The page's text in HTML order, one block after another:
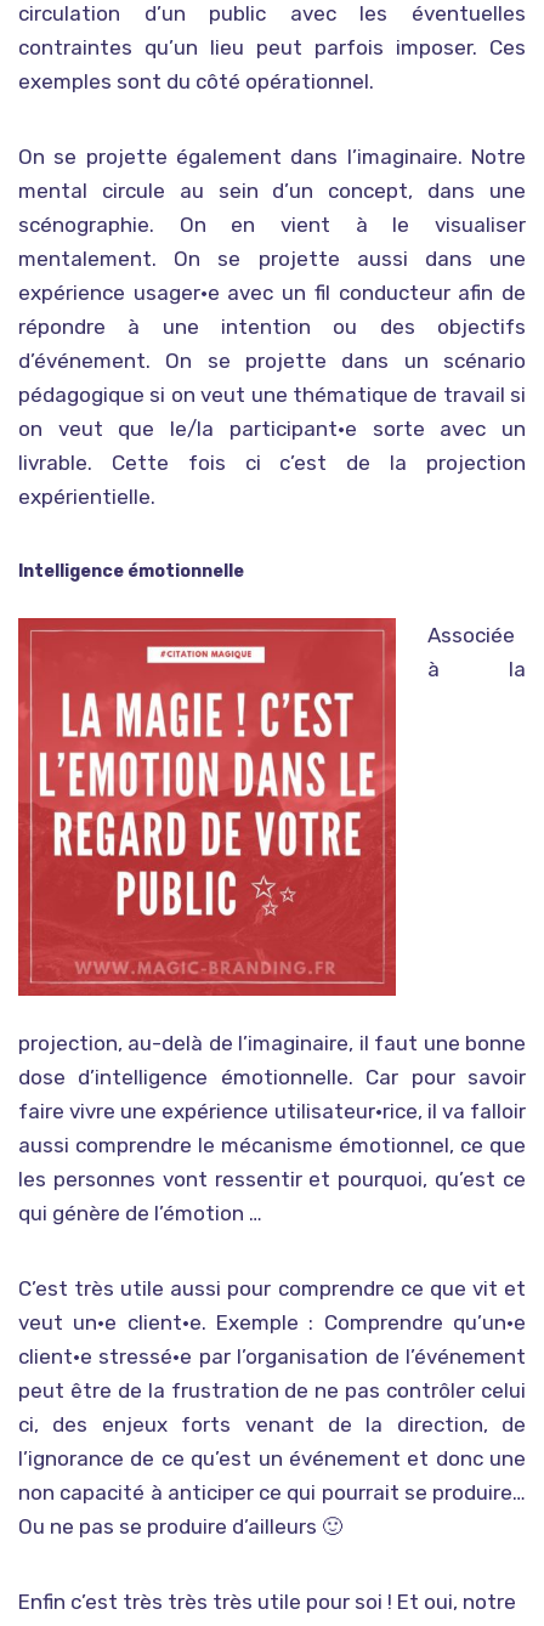
circulation d’un public avec les éventuelles
contraintes qu’un lieu peut parfois imposer. Ces
exemples sont du côté opérationnel.
On se projette également dans l’imaginaire. Notre
mental circule au sein d’un concept, dans une
scénographie. On en vient à le visualiser
mentalement. On se projette aussi dans une
expérience usager•e avec un fil conducteur afin de
répondre à une intention ou des objectifs
d’événement. On se projette dans un scénario
pédagogique si on veut une thématique de travail si
on veut que le/la participant•e sorte avec un
livrable. Cette fois ci c’est de la projection
expérientielle.
Intelligence émotionnelle
Associée
à la
projection, au-delà de l’imaginaire, il faut une bonne
dose d’intelligence émotionnelle. Car pour savoir
faire vivre une expérience utilisateur•rice, il va falloir
aussi comprendre le mécanisme émotionnel, ce que
les personnes vont ressentir et pourquoi, qu’est ce
qui génère de l’émotion …
C’est très utile aussi pour comprendre ce que vit et
veut un•e client•e. Exemple : Comprendre qu’un•e
client•e stressé•e par l’organisation de l’événement
peut être de la frustration de ne pas contrôler celui
ci, des enjeux forts venant de la direction, de
l’ignorance de ce qu’est un événement et donc une
non capacité à anticiper ce qui pourrait se produire…
Ou ne pas se produire d’ailleurs 🙂
Enfin c’est très très très utile pour soi ! Et oui, notre